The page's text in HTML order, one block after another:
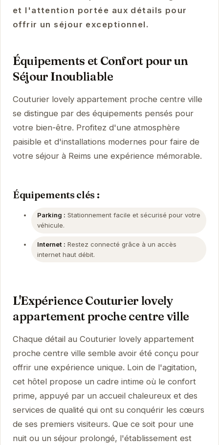
et l'attention portée aux détails pour
offrir un séjour exceptionnel.
Équipements et Confort pour un
Séjour Inoubliable
Couturier lovely appartement proche centre ville
se distingue par des équipements pensés pour
votre bien-être. Profitez d'une atmosphère
paisible et d'installations modernes pour faire de
votre séjour à Reims une expérience mémorable.
Équipements clés :
Parking : Stationnement facile et sécurisé pour votre
véhicule.
Internet : Restez connecté grâce à un accès
internet haut débit.
L'Expérience Couturier lovely
appartement proche centre ville
Chaque détail au Couturier lovely appartement
proche centre ville semble avoir été conçu pour
offrir une expérience unique. Loin de l'agitation,
cet hôtel propose un cadre intime où le confort
prime, appuyé par un accueil chaleureux et des
services de qualité qui ont su conquérir les cœurs
de ses premiers visiteurs. Que ce soit pour une
nuit ou un séjour prolongé, l'établissement est